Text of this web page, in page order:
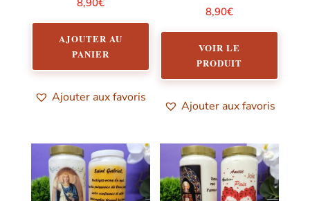
AJOUTER AU
PANIER
Ajouter aux favoris
8,90€
VOIR LE
PRODUIT
Ajouter aux favoris